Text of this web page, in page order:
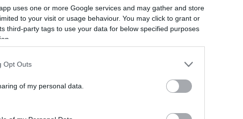
uses one or more Google services and may gather and store
to your visit or usage behaviour. You may click to grant or
third-party tags to use your data for below specified purposes
Opt Outs
of my personal data.
Girolamo Tiraboschi (1825),
(1834), Giuseppe Maffei (1852-
(1859), Paolo Emiliani-Giudici
(1865) vagy Francesco De Sanctis
2.495 e-könyv, 6.320 zenei darab,
hangoskönyv segíthet az olasz
elsajátításában. Valamennyi file
http://www.letteraturaitaliana.net/
Az előzőhöz nagyon hasonló oldal,
formátumú olasz irodalmi művel és
életrajzával gazdagítva.